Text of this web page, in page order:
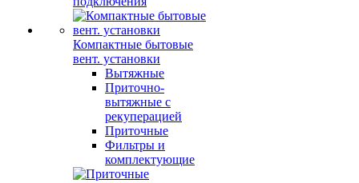
Компактные бытовые
вент. установки
Вытяжные
Приточно-
вытяжные с
рекуперацией
Приточные
Фильтры и
комплектующие